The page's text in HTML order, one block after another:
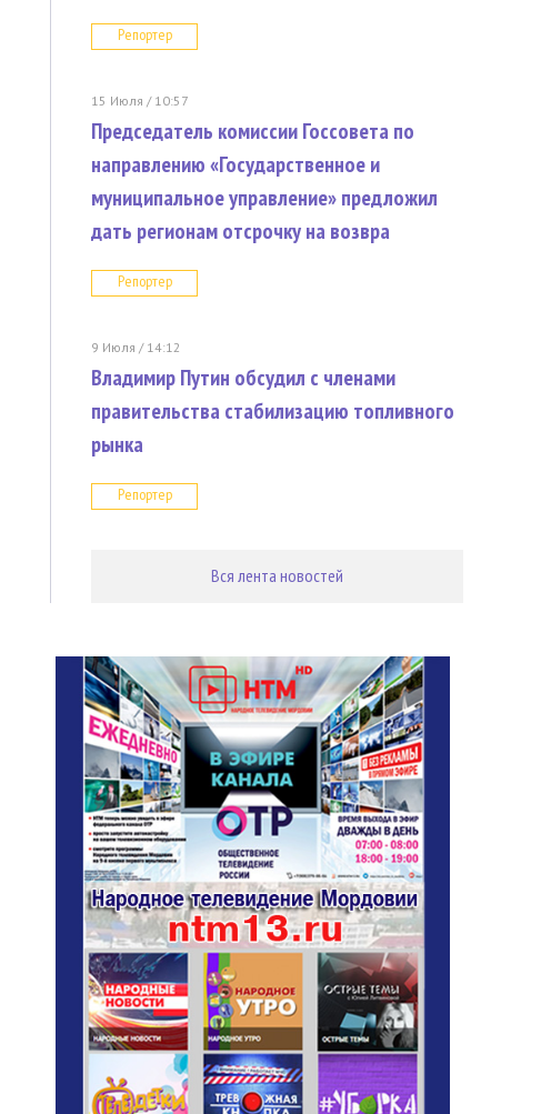
Репортер
15 Июля / 10:57
Председатель комиссии Госсовета по
направлению «Государственное и
муниципальное управление» предложил
дать регионам отсрочку на возвра
Репортер
9 Июля / 14:12
Владимир Путин обсудил с членами
правительства стабилизацию топливного
рынка
Репортер
Вся лента новостей